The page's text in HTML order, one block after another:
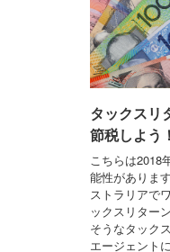
タックスリ
節税しよう
こちらは2018
能性がありま
ストラリアで
ックスリター
そうなタック
エージェント